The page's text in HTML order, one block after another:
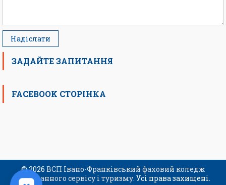
ЗАДАЙТЕ ЗАПИТАННЯ
FACEBOOK СТОРІНКА
© 2026 ВСП Івано-Франківський фаховий коледж
ресторанного сервісу і туризму. Усі права захищені.